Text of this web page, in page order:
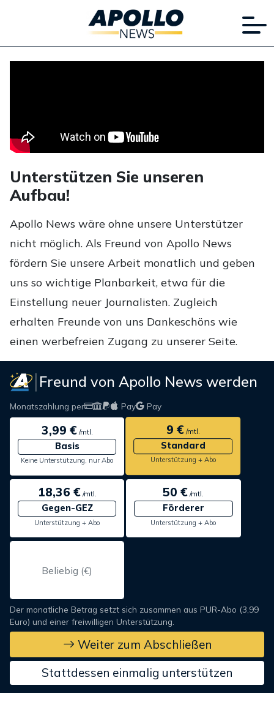
Unterstützen Sie unseren
Aufbau!
Apollo News wäre ohne unsere Unterstützer
nicht möglich. Als Freund von Apollo News
fördern Sie unsere Arbeit monatlich und geben
uns so wichtige Planbarkeit, etwa für die
Einstellung neuer Journalisten. Zugleich
erhalten Freunde von uns Dankeschöns wie
einen werbefreien Zugang zu unserer Seite.
Freund von Apollo News werden
Monatszahlung per Pay Pay
3,99 €/mtl.
Basis
Keine Unterstützung, nur Abo
9 €/mtl.
Standard
Unterstützung + Abo
18,36 €/mtl.
Gegen-GEZ
Unterstützung + Abo
50 € /mtl.
Förderer
Unterstützung + Abo
Der monatliche Betrag setzt sich zusammen aus PUR-Abo (3,99
Euro) und einer freiwilligen Unterstützung.
Weiter zum Abschließen
Stattdessen einmalig unterstützen